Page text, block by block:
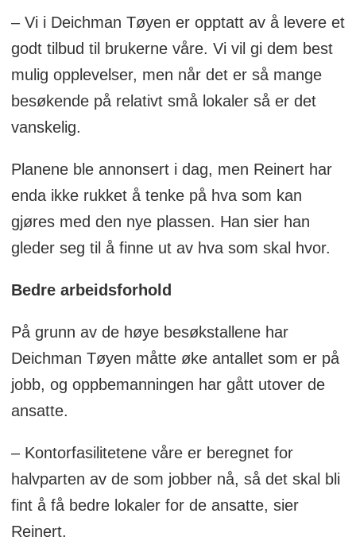
– Vi i Deichman Tøyen er opptatt av å levere et
godt tilbud til brukerne våre. Vi vil gi dem best
mulig opplevelser, men når det er så mange
besøkende på relativt små lokaler så er det
vanskelig.
Planene ble annonsert i dag, men Reinert har
enda ikke rukket å tenke på hva som kan
gjøres med den nye plassen. Han sier han
gleder seg til å finne ut av hva som skal hvor.
Bedre arbeidsforhold
På grunn av de høye besøkstallene har
Deichman Tøyen måtte øke antallet som er på
jobb, og oppbemanningen har gått utover de
ansatte.
– Kontorfasilitetene våre er beregnet for
halvparten av de som jobber nå, så det skal bli
fint å få bedre lokaler for de ansatte, sier
Reinert.